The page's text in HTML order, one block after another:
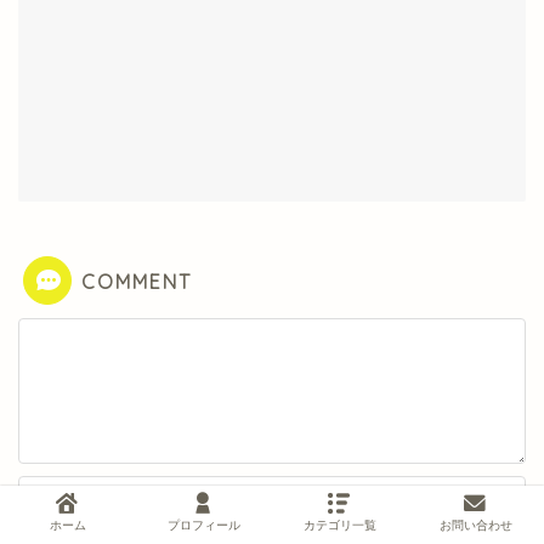
COMMENT
ホーム プロフィール カテゴリ一覧 お問い合わせ